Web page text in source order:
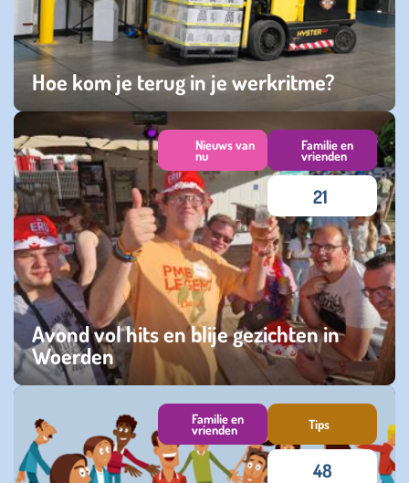
Hoe kom je terug in je werkritme?
zaterdag 09 augustus 2025
Avond vol hits en blije gezichten in
Woerden
zaterdag 28 juni 2025
Nieuws van
nu
Familie en
vrienden
21
Familie en
vrienden Tips
48